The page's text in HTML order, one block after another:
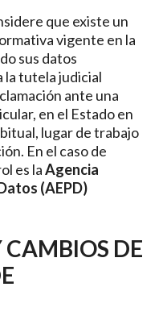
que existe un
vigente en la
sus datos
la tutela judicial
ante una
en el Estado en
lugar de trabajo
En el caso de
es laAgencia
(AEPD)
CAMBIOS DE